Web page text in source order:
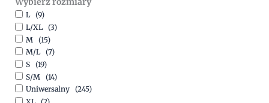
Pomarańczowy
(2)
Różowy
Srebrny
Szary
Turkusowy
Zielony
Złoty
(1)
L (9)
L/XL (3)
M (15)
M/L (7)
S (19)
S/M (14)
Uniwersalny (245)